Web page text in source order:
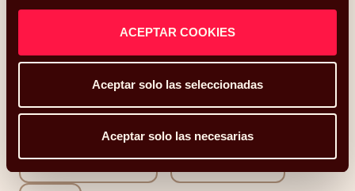
ACEPTAR COOKIES
Aceptar solo las seleccionadas
Aceptar solo las necesarias
Cultura financiera Humanidades